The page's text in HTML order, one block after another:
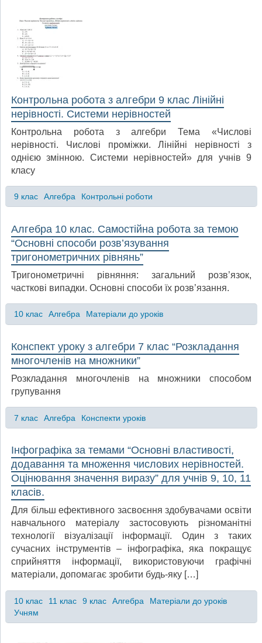
Контрольна робота з алгебри 9 клас Лінійні
нерівності. Системи нерівностей
Контрольна робота з алгебри Тема «Числові
нерівності. Числові проміжки. Лінійні нерівності з
однією змінною. Системи нерівностей» для учнів 9
класу
9 клас Алгебра Контрольні роботи
Алгебра 10 клас. Самостійна робота за темою
“Основні способи розв’язування
тригонометричних рівнянь”
Тригонометричні рівняння: загальний розв’язок,
часткові випадки. Основні способи їх розв’язання.
10 клас Алгебра Матеріали до уроків
Конспект уроку з алгебри 7 клас “Розкладання
многочленів на множники”
Розкладання многочленів на множники способом
групування
7 клас Алгебра Конспекти уроків
Інфографіка за темами “Основні властивості,
додавання та множення числових нерівностей.
Оцінювання значення виразу” для учнів 9, 10, 11
класів.
Для більш ефективного засвоєння здобувачами освіти
навчального матеріалу застосовують різноманітні
технології візуалізації інформації. Один з таких
сучасних інструментів – інфографіка, яка покращує
сприйняття інформації, використовуючи графічні
матеріали, допомагає зробити будь-яку […]
10 клас 11 клас 9 клас Алгебра
Матеріали до уроків
Учням